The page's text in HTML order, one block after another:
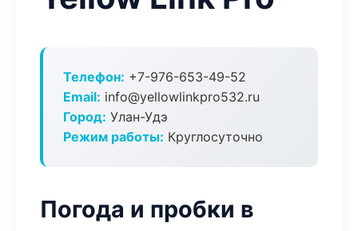
Телефон: +7-976-653-49-52
Email: info@yellowlinkpro532.ru
Город: Улан-Удэ
Режим работы: Круглосуточно
Погода и пробки в